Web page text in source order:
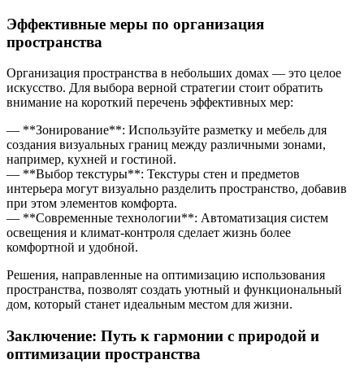
Эффективные меры по организация
пространства
Организация пространства в небольших домах — это целое
искусство. Для выбора верной стратегии стоит обратить
внимание на короткий перечень эффективных мер:
— **Зонирование**: Используйте разметку и мебель для
создания визуальных границ между различными зонами,
например, кухней и гостиной.
— **Выбор текстуры**: Текстуры стен и предметов
интерьера могут визуально разделить пространство, добавив
при этом элементов комфорта.
— **Современные технологии**: Автоматизация систем
освещения и климат-контроля сделает жизнь более
комфортной и удобной.
Решения, направленные на оптимизацию использования
пространства, позволят создать уютный и функциональный
дом, который станет идеальным местом для жизни.
Заключение: Путь к гармонии с природой и
оптимизации пространства